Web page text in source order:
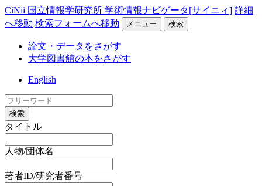
CiNii 国立情報学研究所 学術情報ナビゲータ[サイニィ] 詳細
へ移動 検索フォームへ移動 メニュー 検索
論文・データをさがす
大学図書館の本をさがす
English
検索
タイトル
人物/団体名
著者ID/研究者番号